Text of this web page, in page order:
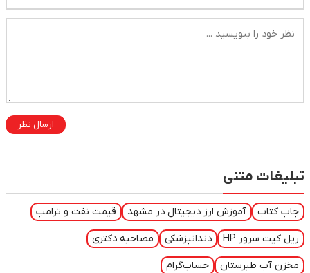
ارسال نظر
تبلیغات متنی
چاپ کتاب آموزش ارز دیجیتال در مشهد قیمت نفت و ترامپ
ریل کیت سرور HP دندانپزشکی مصاحبه دکتری
مخزن آب طبرستان حساب‌گرام